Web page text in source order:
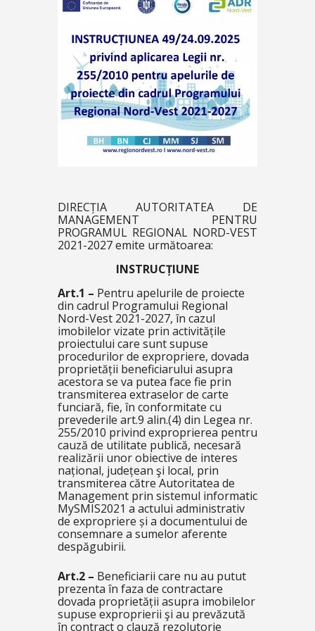
DIRECȚIA AUTORITATEA DE
MANAGEMENT PENTRU
PROGRAMUL REGIONAL NORD-VEST
2021-2027 emite următoarea:
INSTRUCȚIUNE
Art.1 – Pentru apelurile de proiecte
din cadrul Programului Regional
Nord-Vest 2021-2027, în cazul
imobilelor vizate prin activitățile
proiectului care sunt supuse
procedurilor de expropriere, dovada
proprietății beneficiarului asupra
acestora se va putea face fie prin
transmiterea extraselor de carte
funciară, fie, în conformitate cu
prevederile art.9 alin.(4) din Legea nr.
255/2010 privind exproprierea pentru
cauză de utilitate publică, necesară
realizării unor obiective de interes
național, județean şi local, prin
transmiterea către Autoritatea de
Management prin sistemul informatic
MySMIS2021 a actului administrativ
de expropriere și a documentului de
consemnare a sumelor aferente
despăgubirii.
Art.2 – Beneficiarii care nu au putut
prezenta în faza de contractare
dovada proprietății asupra imobilelor
supuse exproprierii şi au prevăzută
în contract o clauză rezolutorie